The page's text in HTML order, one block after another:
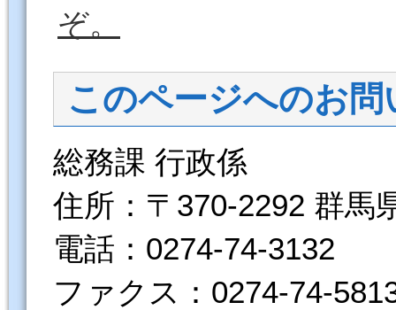
ぞ。
このページへのお問
総務課 行政係
住所：〒370-2292 群馬
電話：0274-74-3132
ファクス：0274-74-